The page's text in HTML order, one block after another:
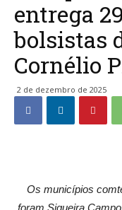
entrega
bolsistas
Cornélio
2 de dezembro de 2025
Os municípios
foram Siqueira